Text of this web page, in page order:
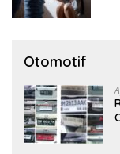
Otomotif